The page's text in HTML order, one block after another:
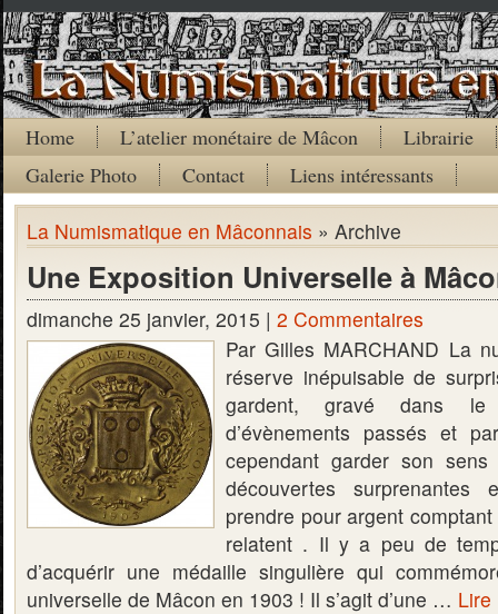
Home L’atelier monétaire de Mâcon
Librairie
Galerie Photo
Contact Liens intéressants
La Numismatique en Mâconnais » Archive
Une Exposition Universelle à
dimanche 25 janvier, 2015 | 2 Commentaires
Par Gilles MARCHAND La
réserve inépuisable de
gardent, gravé dans
d’évènements passés et
cependant garder son
découvertes
prendre pour argent
relatent . Il y a peu de
d’acquérir une médaille singulière qui
universelle de Mâcon en 1903 ! Il s’agit d’une … Lire